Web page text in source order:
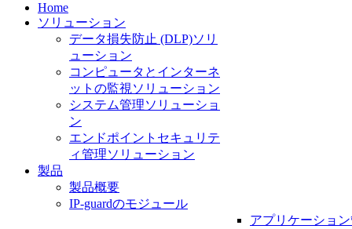
Home
ソリューション
データ損失防止 (DLP)ソリ
ューション
コンピュータとインターネ
ットの監視ソリューション
システム管理ソリューショ
ン
エンドポイントセキュリテ
ィ管理ソリューション
製品
製品概要
IP-guardのモジュール
アプリケーショ